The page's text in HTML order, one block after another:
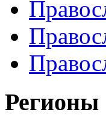
Регионы